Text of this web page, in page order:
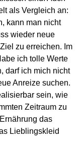
als Vergleich an:
kann man nicht
wieder neue
zu erreichen. Im
ich tolle Werte
darf ich mich nicht
Anreize suchen.
sein, wie
Zeitraum zu
das
Lieblingskleid